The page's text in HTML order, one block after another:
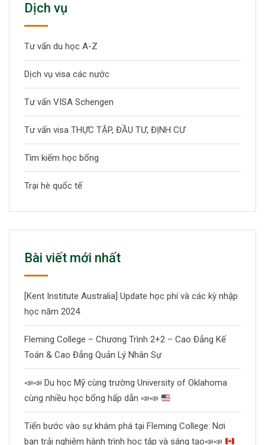
Dịch vụ
Tư vấn du học A-Z
Dịch vụ visa các nước
Tư vấn VISA Schengen
Tư vấn visa THỰC TẬP, ĐẦU TƯ, ĐỊNH CƯ
Tìm kiếm học bổng
Trại hè quốc tế
Bài viết mới nhất
[Kent Institute Australia] Update học phí và các kỳ nhập
học năm 2024
Fleming College – Chương Trình 2+2 – Cao Đẳng Kế
Toán & Cao Đẳng Quản Lý Nhân Sự
📣📣 Du học Mỹ cùng trường University of Oklahoma
cùng nhiều học bổng hấp dẫn 📣📣
Tiến bước vào sự khám phá tại Fleming College: Nơi
bạn trải nghiệm hành trình học tập và sáng tạo📣📣